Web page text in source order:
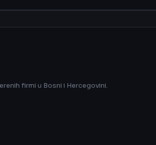
firmi u Bosni i Hercegovini.